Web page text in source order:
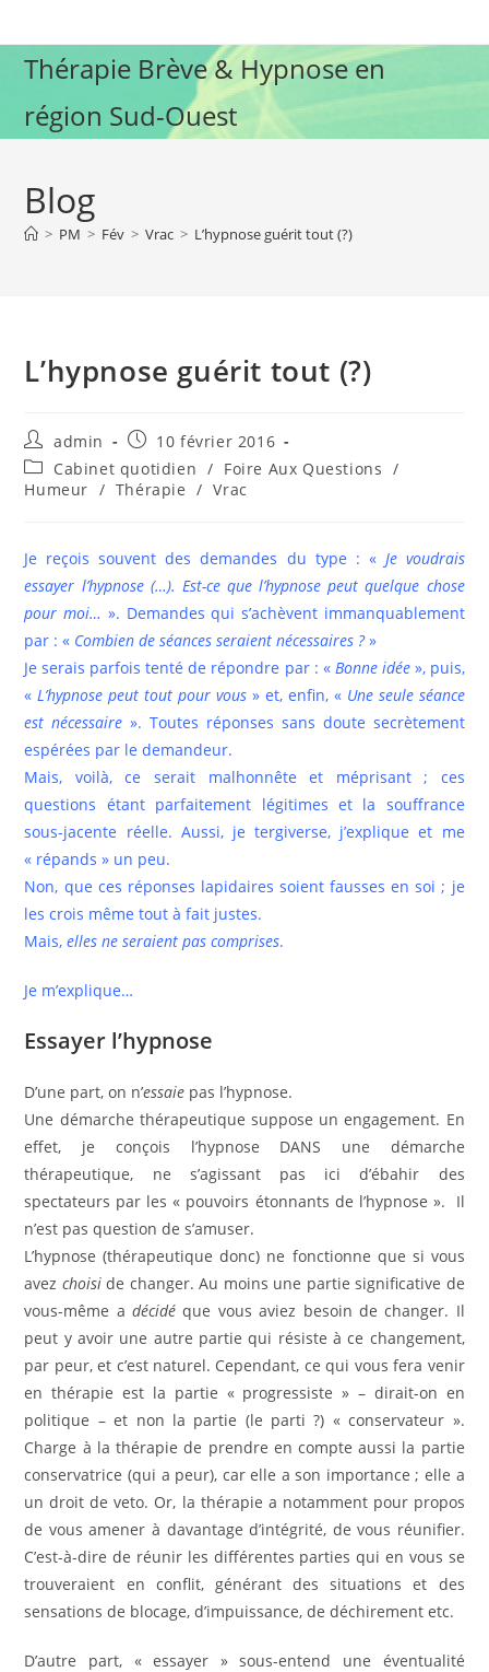
to
contentThérapie Brève & Hypnose en
région Sud-Ouest
Blog
> PM > Fév > Vrac > L’hypnose guérit tout (?)
L’hypnose guérit tout (?)
Auteur/autrice
de
la
publication :
admin
Publication
publiée :
10 février 2016
Post
category:
Cabinet quotidien / Foire Aux Questions /
Humeur / Thérapie / Vrac
Je reçois souvent des demandes du type : « Je voudrais
essayer l’hypnose (…). Est-ce que l’hypnose peut quelque chose
pour moi… ». Demandes qui s’achèvent immanquablement
par : « Combien de séances seraient nécessaires ?»
Je serais parfois tenté de répondre par : « Bonne idée», puis,
«L’hypnose peut tout pour vous » et, enfin, « Une seule séance
est nécessaire ». Toutes réponses sans doute secrètement
espérées par le demandeur.
Mais, voilà, ce serait malhonnête et méprisant ; ces
questions étant parfaitement légitimes et la souffrance
sous-jacente réelle. Aussi, je tergiverse, j’explique et me
« répands » un peu.
Non, que ces réponses lapidaires soient fausses en soi ; je
les crois même tout à fait justes.
Mais,elles ne seraient pas comprises.
Je m’explique…
Essayer l’hypnose
D’une part, on n’essaie pas l’hypnose.
Une démarche thérapeutique suppose un engagement. En
effet, je conçois l’hypnose DANS une démarche
thérapeutique, ne s’agissant pas ici d’ébahir des
spectateurs par les « pouvoirs étonnants de l’hypnose ». Il
n’est pas question de s’amuser.
L’hypnose (thérapeutique donc) ne fonctionne que si vous
avez choiside changer. Au moins une partie significative de
vous-même adécidé que vous aviez besoin de changer. Il
peut y avoir une autre partie qui résiste à ce changement,
par peur, et c’est naturel. Cependant, ce qui vous fera venir
en thérapie est la partie « progressiste » – dirait-on en
politique – et non la partie (le parti ?) « conservateur ».
Charge à la thérapie de prendre en compte aussi la partie
conservatrice (qui a peur), car elle a son importance ; elle a
un droit de veto. Or, la thérapie a notamment pour propos
de vous amener à davantage d’intégrité, de vous réunifier.
C’est-à-dire de réunir les différentes parties qui en vous se
trouveraient en conflit, générant des situations et des
sensations de blocage, d’impuissance, de déchirement etc.
D’autre part, « essayer » sous-entend une éventualité